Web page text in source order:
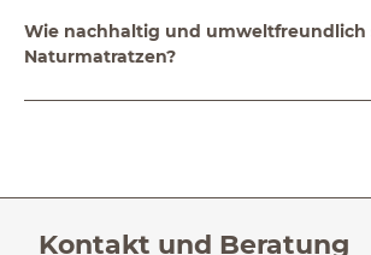
Wie nachhaltig und umweltfreundlich
Naturmatratzen?
Kontakt und Beratung